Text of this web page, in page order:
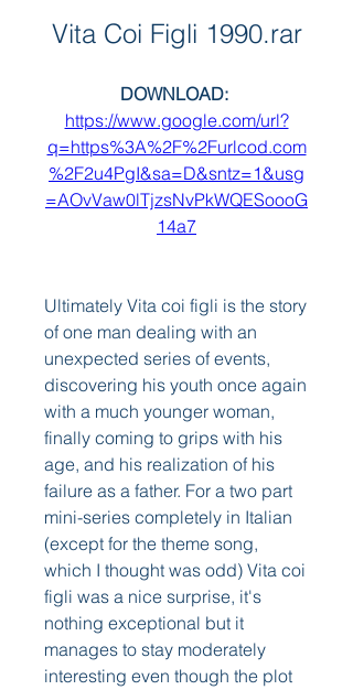
Vita Coi Figli 1990.rar
https://www.google.com/url?
q=https%3A%2F%2Furlcod.com
%2F2u4PgI&sa=D&sntz=1&usg
=AOvVaw0lTjzsNvPkWQESoooG
14a7
Ultimately Vita coi figli is the story
of one man dealing with an
unexpected series of events,
discovering his youth once again
with a much younger woman,
finally coming to grips with his
age, and his realization of his
failure as a father. For a two part
mini-series completely in Italian
(except for the theme song,
which I thought was odd) Vita coi
figli was a nice surprise, it's
nothing exceptional but it
manages to stay moderately
interesting even though the plot